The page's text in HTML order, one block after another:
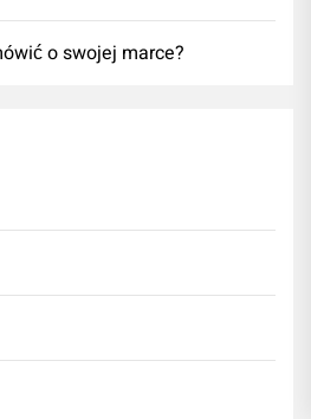
o swojej marce?